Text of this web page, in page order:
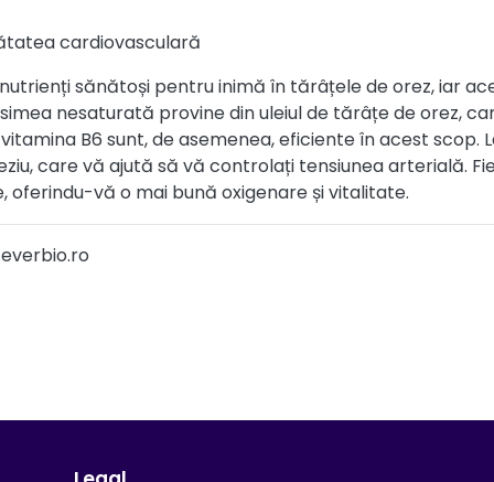
cardiovasculară
sănătoși pentru inimă în tărâțele de orez, iar
nesaturată provine din uleiul de tărâțe de orez,
vitamina B6 sunt, de asemenea, eficiente în acest scop.
care vă ajută să vă controlați tensiunea arterială.
oferindu-vă o mai bună oxigenare și vitalitate.